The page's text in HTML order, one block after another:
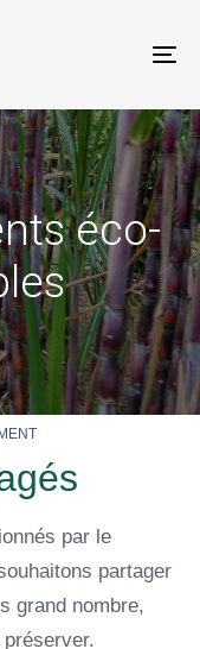
éco-
par le
partager
grand nombre,